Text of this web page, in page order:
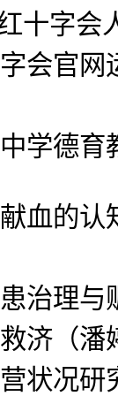
十字会
会官
学德
血的
治理与
济（潘
状况研